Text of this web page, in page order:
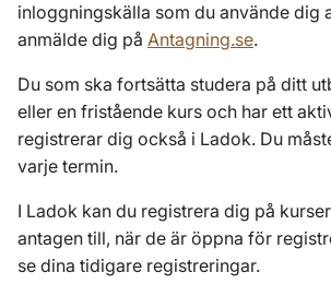
inloggningskälla som du använde dig
anmälde dig på Antagning.se.
Du som ska fortsätta studera på ditt
eller en fristående kurs och har ett
registrerar dig också i Ladok. Du
varje termin.
I Ladok kan du registrera dig på
antagen till, när de är öppna för
se dina tidigare registreringar.